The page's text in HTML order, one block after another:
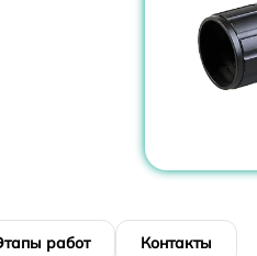
работ Контакты